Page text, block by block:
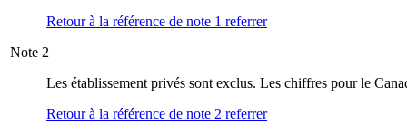
Retour à la référence de note 1 referrer
Note 2
Les établissement privés sont exclus. Les chiffres pour le
Retour à la référence de note 2 referrer